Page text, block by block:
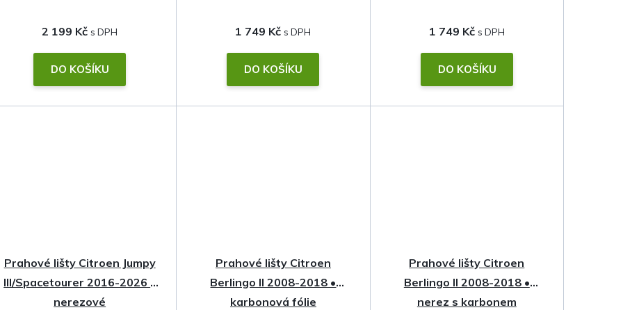
2 199 Kč
DO KOŠÍKU
1 749 Kč
DO KOŠÍKU
1 749 Kč
DO KOŠÍKU
Prahové lišty Citroen Jumpy
III/Spacetourer 2016-2026 •
nerezové
Prahové lišty Citroen
Berlingo II 2008-2018 •
karbonová fólie
Prahové lišty Citroen
Berlingo II 2008-2018 •
nerez s karbonem